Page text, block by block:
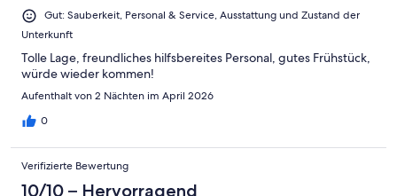
Gut: Sauberkeit, Personal & Service, Ausstattung und Zustand der
Unterkunft
Tolle Lage, freundliches hilfsbereites Personal, gutes Frühstück,
würde wieder kommen!
Aufenthalt von 2 Nächten im April 2026
0
Verifizierte Bewertung
10/10 – Hervorragend